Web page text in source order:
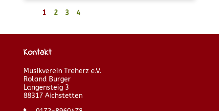
1 2 3 4
Kontakt
Musikverein Treherz e.V.
Roland Burger
Langensteig 3
88317 Aichstetten